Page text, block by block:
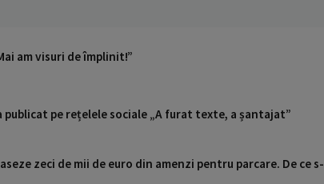
am visuri de împlinit!”
publicat pe rețelele sociale „A furat texte, a șantajat”
zeci de mii de euro din amenzi pentru parcare. De ce s-